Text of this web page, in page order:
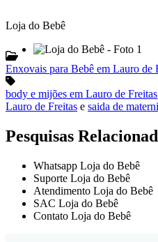
Loja do Bebê
Enxovais para Bebê em Lauro de
body e mijões em Lauro de Freitas
Lauro de Freitas e saida de
Pesquisas
Whatsapp Loja do Bebê
Suporte Loja do Bebê
Atendimento Loja do Bebê
SAC Loja do Bebê
Contato Loja do Bebê